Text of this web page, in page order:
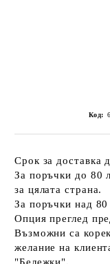
Код:
Срок за доставка
За поръчки до 80
за цялата страна.
За поръчки над
Опция преглед
Възможни са
желание на